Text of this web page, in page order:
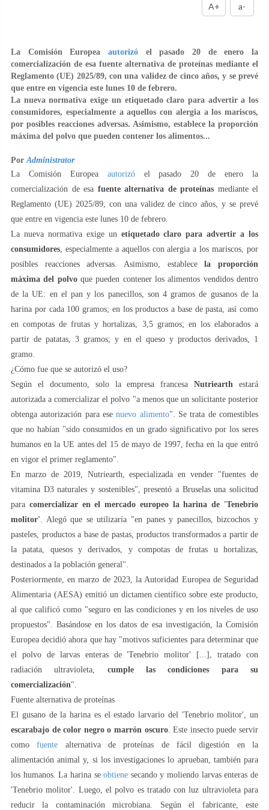
A+ a-
La Comisión Europea autorizó el pasado 20 de enero la
comercialización de esa fuente alternativa de proteínas mediante el
Reglamento (UE) 2025/89, con una validez de cinco años, y se prevé
que entre en vigencia este lunes 10 de febrero.
La nueva normativa exige un etiquetado claro para advertir a los
consumidores, especialmente a aquellos con alergia a los mariscos,
por posibles reacciones adversas. Asimismo, establece la proporción
máxima del polvo que pueden contener los alimentos...
Por Administrator
La Comisión Europea autorizóel pasado 20 de enero la
comercialización de esa fuente alternativa de proteínas mediante el
Reglamento (UE) 2025/89, con una validez de cinco años, y se prevé
que entre en vigencia este lunes 10 de febrero.
La nueva normativa exige un etiquetado claro para advertir a los
consumidores , especialmente a aquellos con alergia a los mariscos, por
posibles reacciones adversas. Asimismo, establecela proporción
máxima del polvoque pueden contener los alimentos vendidos dentro
de la UE: en el pan y los panecillos, son 4 gramos de gusanos de la
harina por cada 100 gramos; en los productos a base de pasta, así como
en compotas de frutas y hortalizas, 3,5 gramos; en los elaborados a
partir de patatas, 3 gramos; y en el queso y productos derivados, 1
gramo.
¿Cómo fue que se autorizó el uso?
Según el documento, solo la empresa francesaNutriearth estará
autorizada a comercializar el polvo "a menos que un solicitante posterior
obtenga autorización para esenuevo alimento". Se trata de comestibles
que no habían "sido consumidos en un grado significativo por los seres
humanos en la UE antes del 15 de mayo de 1997, fecha en la que entró
en vigor el primer reglamento".
En marzo de 2019, Nutriearth, especializada en vender "fuentes de
vitamina D3 naturales y sostenibles", presentó a Bruselas una solicitud
para comercializar en el mercado europeo la harina de 'Tenebrio
molitor' . Alegó que se utilizaría "en panes y panecillos, bizcochos y
pasteles, productos a base de pastas, productos transformados a partir de
la patata, quesos y derivados, y compotas de frutas u hortalizas,
destinados a la población general".
Posteriormente, en marzo de 2023, la Autoridad Europea de Seguridad
Alimentaria (AESA) emitió un dictamen científico sobre este producto,
al que calificó como "seguro en las condiciones y en los niveles de uso
propuestos". Basándose en los datos de esa investigación, la Comisión
Europea decidió ahora que hay "motivos suficientes para determinar que
el polvo de larvas enteras de 'Tenebrio molitor' [...], tratado con
radiación ultravioleta, cumple las condiciones para su
comercialización".
Fuente alternativa de proteínas
El gusano de la harina es el estado larvario del 'Tenebrio molitor', un
escarabajo de color negro o marrón oscuro. Este insecto puede servir
comofuente alternativa de proteínas de fácil digestión en la
alimentación animal y, si los investigaciones lo aprueban, también para
los humanos. La harina seobtiene secando y moliendo larvas enteras de
'Tenebrio molitor'. Luego, el polvo es tratado con luz ultravioleta para
reducir la contaminación microbiana. Según el fabricante, este